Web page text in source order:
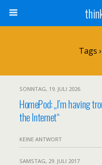
Tags
SONNTAG, 19. JULI 2026
HomePod: „I’m having
the Internet“
KEINE ANTWORT
SAMSTAG, 29. JULI 2017